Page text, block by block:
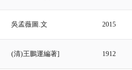
吳孟薇圖.文 2015
(清)王鵬運編著] 1912